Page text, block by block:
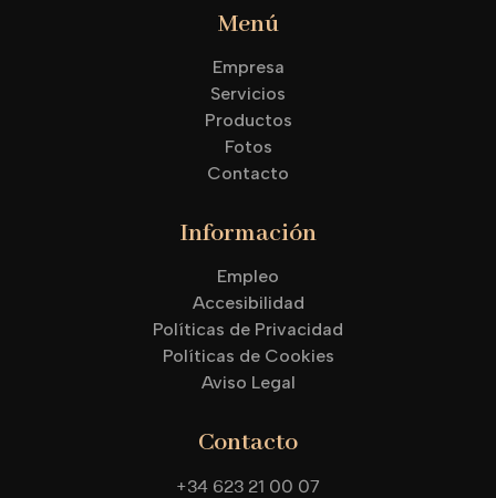
Menú
Empresa
Servicios
Productos
Fotos
Contacto
Información
Empleo
Accesibilidad
Políticas de Privacidad
Políticas de Cookies
Aviso Legal
Contacto
+34 623 21 00 07